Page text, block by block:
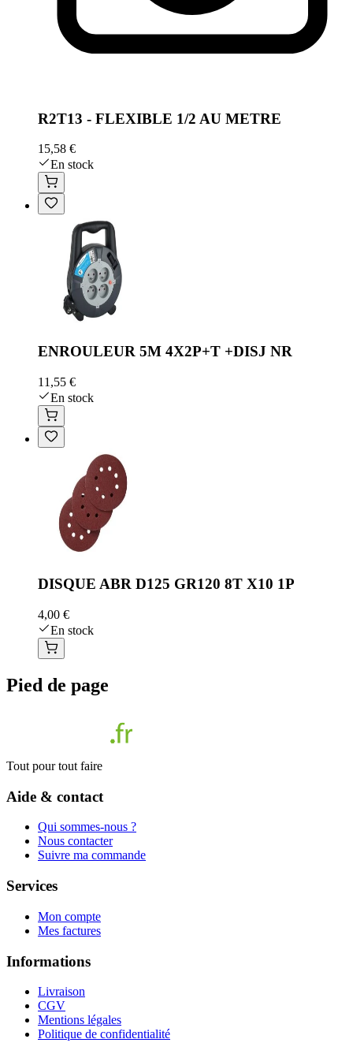
R2T13 - FLEXIBLE 1/2 AU METRE
15,58 €
En stock
ENROULEUR 5M 4X2P+T +DISJ NR
11,55 €
En stock
DISQUE ABR D125 GR120 8T X10 1P
4,00 €
En stock
Pied de page
Tout pour tout faire
Aide & contact
Qui sommes-nous ?
Nous contacter
Suivre ma commande
Services
Mon compte
Mes factures
Informations
Livraison
CGV
Mentions légales
Politique de confidentialité